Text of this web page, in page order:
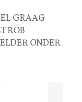
GRAAG
ROB
ONDER